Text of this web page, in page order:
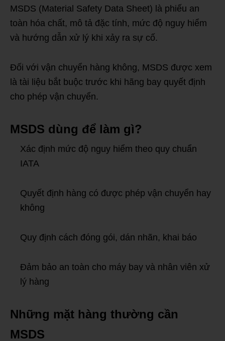
MSDS (Material Safety Data Sheet) là phiếu an
toàn hóa chất, mô tả đặc tính, mức độ nguy hiểm
và hướng dẫn xử lý khi xảy ra sự cố.
Đối với vận chuyển hàng không, MSDS được xem
là tài liệu bắt buộc trước khi hãng bay quyết định
cho phép vận chuyển.
MSDS dùng để làm gì?
Xác định mức độ nguy hiểm theo quy chuẩn
IATA
Quyết định hàng có được phép vận chuyển hay
không
Quy định cách đóng gói, dán nhãn, khai báo
Đảm bảo an toàn cho máy bay và nhân viên xử
lý hàng
Những mặt hàng thường cần
MSDS